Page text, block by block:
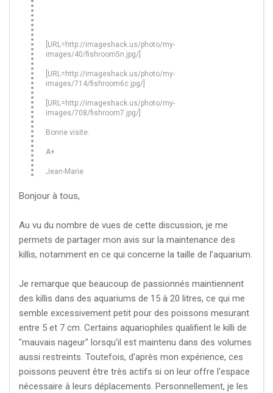
[URL=http://imageshack.us/photo/my-
images/40/fishroom5n.jpg/]
[URL=http://imageshack.us/photo/my-
images/714/fishroom6c.jpg/]
[URL=http://imageshack.us/photo/my-
images/708/fishroom7.jpg/]
Bonne visite.
A+
Jean-Marie
Bonjour à tous,
Au vu du nombre de vues de cette discussion, je me
permets de partager mon avis sur la maintenance des
killis, notamment en ce qui concerne la taille de l’aquarium.
Je remarque que beaucoup de passionnés maintiennent
des killis dans des aquariums de 15 à 20 litres, ce qui me
semble excessivement petit pour des poissons mesurant
entre 5 et 7 cm. Certains aquariophiles qualifient le killi de
"mauvais nageur" lorsqu'il est maintenu dans des volumes
aussi restreints. Toutefois, d'après mon expérience, ces
poissons peuvent être très actifs si on leur offre l'espace
nécessaire à leurs déplacements. Personnellement, je les